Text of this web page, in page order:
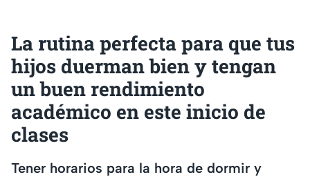
La rutina perfecta para que tus
hijos duerman bien y tengan
un buen rendimiento
académico en este inicio de
clases
Tener horarios para la hora de dormir y